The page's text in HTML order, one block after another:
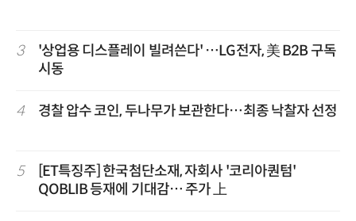
3
'상업용 디스플레이 빌려쓴다' …LG전자, 美 B2B 구독
시동
4 경찰 압수 코인, 두나무가 보관한다…최종 낙찰자 선정
5
[ET특징주] 한국첨단소재, 자회사 '코리아퀀텀'
QOBLIB 등재에 기대감… 주가 上